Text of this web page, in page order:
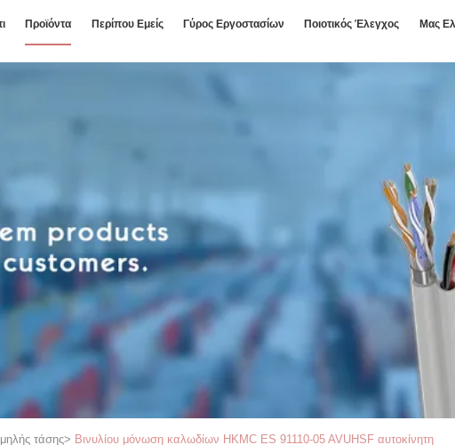
Προϊόντα Περίπου Εμείς Γύρος Εργοστασίων Ποιοτικός Έλεγχος Μας
τάσης> Βινυλίου μόνωση καλωδίων HKMC ES 91110-05 AVUHSF αυτοκίνητη